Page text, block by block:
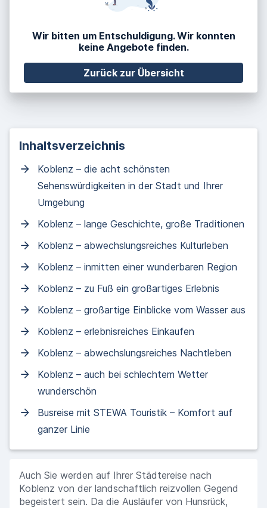
Wir bitten um Entschuldigung. Wir konnten
keine Angebote finden.
Zurück zur Übersicht
Inhaltsverzeichnis
Koblenz – die acht schönsten
Sehenswürdigkeiten in der Stadt und Ihrer
Umgebung
Koblenz – lange Geschichte, große Traditionen
Koblenz – abwechslungsreiches Kulturleben
Koblenz – inmitten einer wunderbaren Region
Koblenz – zu Fuß ein großartiges Erlebnis
Koblenz – großartige Einblicke vom Wasser aus
Koblenz – erlebnisreiches Einkaufen
Koblenz – abwechslungsreiches Nachtleben
Koblenz – auch bei schlechtem Wetter
wunderschön
Busreise mit STEWA Touristik – Komfort auf
ganzer Linie
Auch Sie werden auf Ihrer Städtereise nach
Koblenz von der landschaftlich reizvollen Gegend
begeistert sein. Da die Ausläufer von Hunsrück,